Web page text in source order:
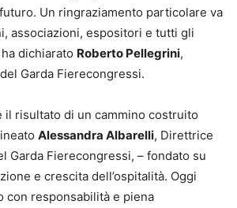
Un ringraziamento particolare va
associazioni, espositori e tutti gli
dichiarato Roberto Pellegrini,
Garda Fierecongressi.
il risultato di un cammino costruito
Alessandra Albarelli, Direttrice
Garda Fierecongressi, – fondato su
e crescita dell’ospitalità. Oggi
con responsabilità e piena